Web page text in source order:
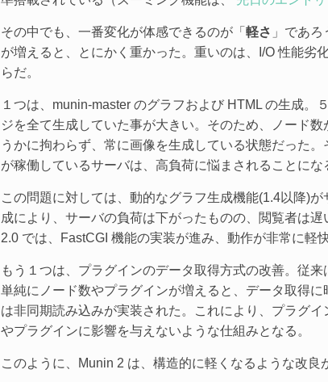
その中でも、一番変化が体感できるのが「 軽さ 」であ
が増えると、とにかく重かった。重いのは、I/O 性能劣
らだ。
１つは、munin-master のグラフおよび HTML の生成。
ジを全て生成していた事が大きい。そのため、ノード
うかに拘わらず、常に画像を生成している状態だった
が稼働しているサーバは、高負荷に悩まされることにな
この問題に対しては、動的なグラフ生成機能(1.4以降)
成により、サーバの負荷は下がったものの、閲覧者は
2.0 では、FastCGI 機能の実装が進み、動作が非常に軽
もう１つは、プラグインのデータ取得方式の改善。従
単純にノード数やプラグインが増えると、データ取得
は非同期読み込みが実装された。これにより、プラグ
やプラグインに影響を与えないような仕組みとなる。
このように、Munin 2 は、構造的に軽くなるような改良